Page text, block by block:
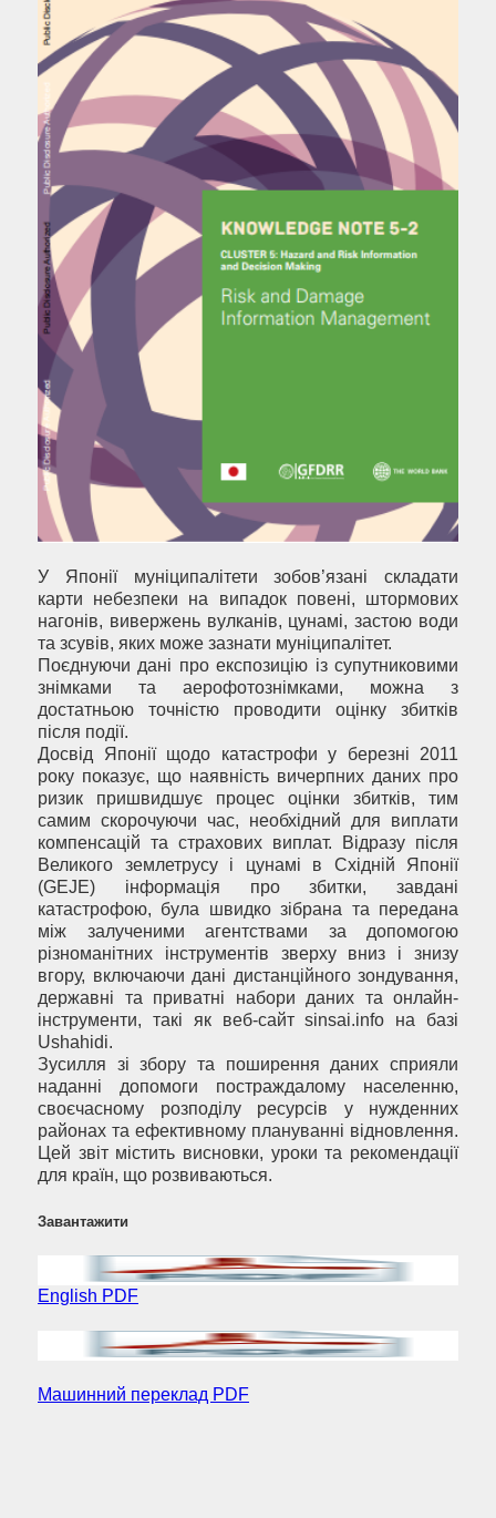
У Японії муніципалітети зобов’язані складати
карти небезпеки на випадок повені, штормових
нагонів, вивержень вулканів, цунамі, застою води
та зсувів, яких може зазнати муніципалітет.
Поєднуючи дані про експозицію із супутниковими
знімками та аерофотознімками, можна з
достатньою точністю проводити оцінку збитків
після події.
Досвід Японії щодо катастрофи у березні 2011
року показує, що наявність вичерпних даних про
ризик пришвидшує процес оцінки збитків, тим
самим скорочуючи час, необхідний для виплати
компенсацій та страхових виплат. Відразу після
Великого землетрусу і цунамі в Східній Японії
(GEJE) інформація про збитки, завдані
катастрофою, була швидко зібрана та передана
між залученими агентствами за допомогою
різноманітних інструментів зверху вниз і знизу
вгору, включаючи дані дистанційного зондування,
державні та приватні набори даних та онлайн-
інструменти, такі як веб-сайт sinsai.info на базі
Ushahidi.
Зусилля зі збору та поширення даних сприяли
наданні допомоги постраждалому населенню,
своєчасному розподілу ресурсів у нужденних
районах та ефективному плануванні відновлення.
Цей звіт містить висновки, уроки та рекомендації
для країн, що розвиваються.
Завантажити
English PDF
Машинний переклад PDF